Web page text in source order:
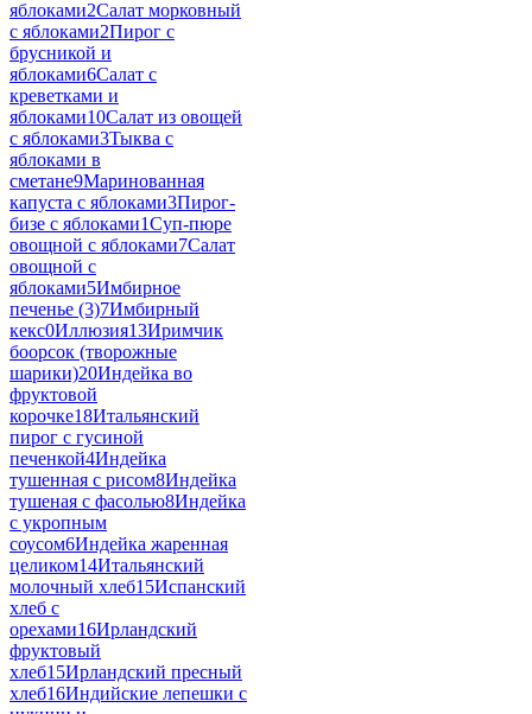
яблоками2Салат морковный
с яблоками2Пирог с
брусникой и
яблоками6Салат с
креветками и
яблоками10Салат из овощей
с яблоками3Тыква с
яблоками в
сметане9Маринованная
капуста с яблоками3Пирог-
бизе с яблоками1Суп-пюре
овощной с яблоками7Салат
овощной с
яблоками5Имбирное
печенье (3)7Имбирный
кекс0Иллюзия13Иримчик
боорсок (творожные
шарики)20Индейка во
фруктовой
корочке18Итальянский
пирог с гусиной
печенкой4Индейка
тушенная с рисом8Индейка
тушеная с фасолью8Индейка
с укропным
соусом6Индейка жаренная
целиком14Итальянский
молочный хлеб15Испанский
хлеб с
орехами16Ирландский
фруктовый
хлеб15Ирландский пресный
хлеб16Индийские лепешки с